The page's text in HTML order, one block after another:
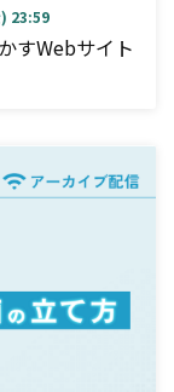
23:59
すWebサイト